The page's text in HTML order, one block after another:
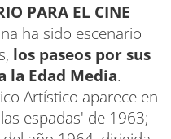
PARA EL CINE
ha sido escenario
los paseos por sus
la Edad Media.
Artístico aparece en
espadas' de 1963;